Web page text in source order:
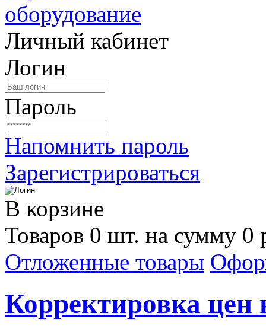
Личный кабинет
Логин
Пароль
Напомнить пароль
Зарегистрироваться
В корзине
Товаров 0 шт. на сумму 0
Отложенные товары
Корректировка цен